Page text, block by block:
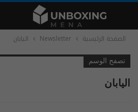
الصفحة الرئيسية Newsletter اليابان
تصفح الوسم
اليابان